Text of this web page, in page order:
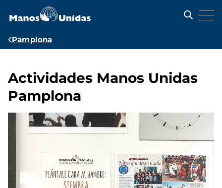
contenido
Ruta
navegación
Pamplona
Actividades Manos Unidas
Pamplona